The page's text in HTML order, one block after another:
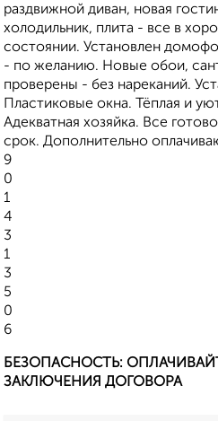
раздвижной диван, новая
холодильник, плита - все в
состоянии. Установлен
- по желанию. Новые обои,
проверены - без нареканий.
Пластиковые окна. Тёплая и
Адекватная хозяйка. Все
срок. Дополнительно
9
0
1
4
3
1
3
5
0
6
БЕЗОПАСНОСТЬ:
ЗАКЛЮЧЕНИЯ ДОГОВОРА